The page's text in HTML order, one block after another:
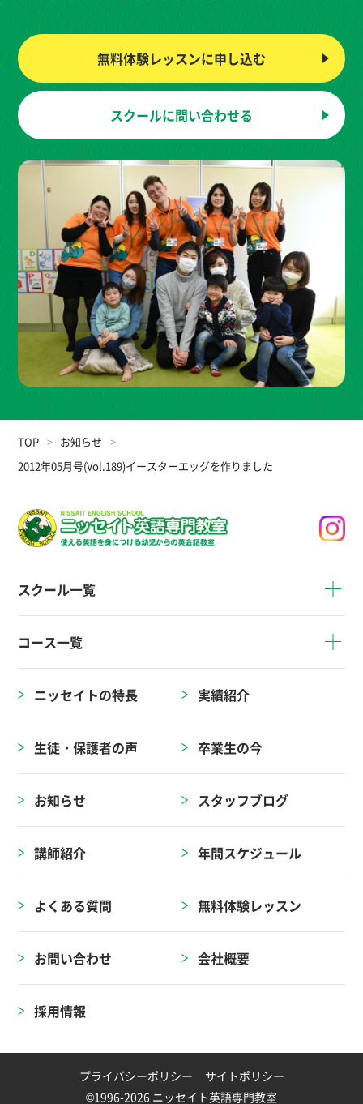
無料体験レッスンに申し込む
スクールに問い合わせる
TOP
お知らせ
2012年05月号(Vol.189)イースターエッグを作りました
スクール一覧
コース一覧
ニッセイトの特長 実績紹介
生徒・保護者の声 卒業生の今
お知らせ スタッフブログ
講師紹介 年間スケジュール
よくある質問 無料体験レッスン
お問い合わせ 会社概要
採用情報
プライバシーポリシー
サイトポリシー
©1996-2026 ニッセイト英語専門教室